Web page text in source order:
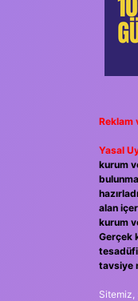
Reklam
Yasal
kurum
alan
kurum
Gerçek
tavsiye
Sitemiz,